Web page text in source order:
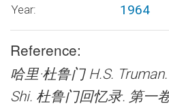
Year: 1964
Reference:
哈里·杜鲁门 H.S.
Shi. 杜鲁门回忆录. 第一